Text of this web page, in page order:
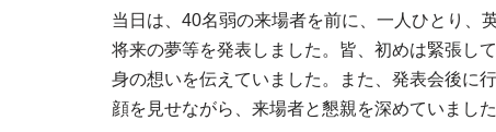
当日は、40名弱の来場者を前に、一人ひとり、
将来の夢等を発表しました。皆、初めは緊張し
身の想いを伝えていました。また、発表会後に
顔を見せながら、来場者と懇親を深めていました